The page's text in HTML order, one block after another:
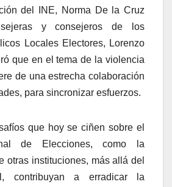
del INE, Norma De la Cruz
y consejeros de los
Locales Electores, Lorenzo
que en el tema de la violencia
de una estrecha colaboración
para sincronizar esfuerzos.
que hoy se ciñen sobre el
de Elecciones, como la
otras instituciones, más allá del
contribuyan a erradicar la